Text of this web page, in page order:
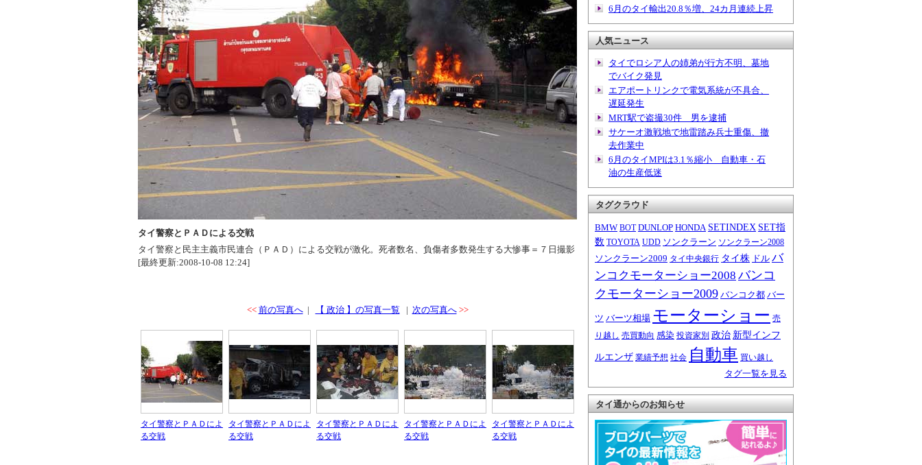
タイ警察とＰＡＤによる交戦
タイ警察と民主主義市民連合（ＰＡＤ）による交戦が激化。死者数名、負傷者多数発生する大惨事＝７日撮影
[最終更新:2008-10-08 12:24]
<< 前の写真へ| 【 政治 】の写真一覧 | 次の写真へ>>
タイ警察とＰＡＤによ
る交戦
タイ警察とＰＡＤによ
る交戦
タイ警察とＰＡＤによ
る交戦
タイ警察とＰＡＤによ
る交戦
タイ警察とＰＡＤによ
る交戦
6月のタイ輸出20.8％増、24カ月連続上昇
人気ニュース
タイでロシア人の姉弟が行方不明、墓地
でバイク発見
エアポートリンクで電気系統が不具合、
遅延発生
MRT駅で盗撮30件 男を逮捕
サケーオ激戦地で地雷踏み兵士重傷、撤
去作業中
6月のタイMPIは3.1％縮小 自動車・石
油の生産低迷
タグクラウド
BMW BOT DUNLOP HONDA SETINDEX SET指
数 TOYOTA UDD ソンクラーン ソンクラーン2008
ソンクラーン2009 タイ中央銀行 タイ株 ドル バ
ンコクモーターショー2008 バンコ
クモーターショー2009 バンコク都 バー
ツ バーツ相場 モーターショー 売
り越し 売買動向 感染 投資家別 政治 新型インフ
ルエンザ 業績予想 社会 自動車 買い越し
タグ一覧を見る
タイ通からのお知らせ